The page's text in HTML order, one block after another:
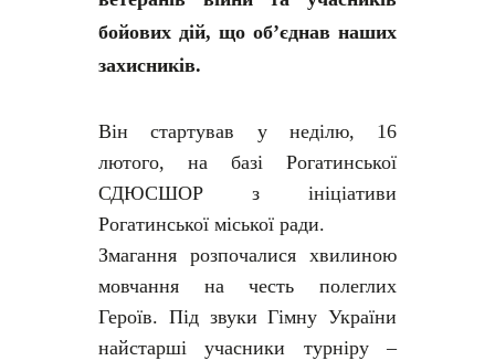
бойових дій, що об’єднав наших
захисників.
Він стартував у неділю, 16
лютого, на базі Рогатинської
СДЮСШОР з ініціативи
Рогатинської міської ради.
Змагання розпочалися хвилиною
мовчання на честь полеглих
Героїв. Під звуки Гімну України
найстарші учасники турніру –